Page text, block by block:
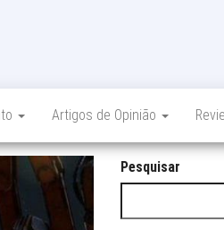
Artigos de Opinião
Pesquisar